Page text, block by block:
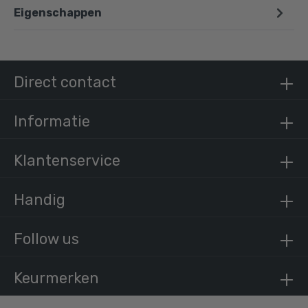
Eigenschappen
Follow us
Keurmerken
Direct contact
Informatie
Klantenservice
Handig